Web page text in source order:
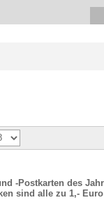
-Postkarten des
sind alle zu 1,-